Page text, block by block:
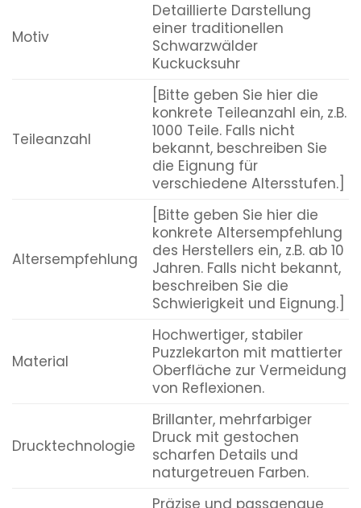
Motiv
Detaillierte Darstellung
einer traditionellen
Schwarzwälder
Kuckucksuhr
Teileanzahl
[Bitte geben Sie hier die
konkrete Teileanzahl ein, z.B.
1000 Teile. Falls nicht
bekannt, beschreiben Sie
die Eignung für
verschiedene Altersstufen.]
Altersempfehlung
[Bitte geben Sie hier die
konkrete Altersempfehlung
des Herstellers ein, z.B. ab 10
Jahren. Falls nicht bekannt,
beschreiben Sie die
Schwierigkeit und Eignung.]
Material
Hochwertiger, stabiler
Puzzlekarton mit mattierter
Oberfläche zur Vermeidung
von Reflexionen.
Drucktechnologie
Brillanter, mehrfarbiger
Druck mit gestochen
scharfen Details und
naturgetreuen Farben.
Präzise und passgenaue